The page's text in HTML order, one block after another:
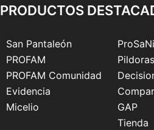
PRODUCTOS
San Pantaleón
PROFAM
PROFAM Comunidad
Evidencia
Micelio
ProSaNi
GAP
Tienda